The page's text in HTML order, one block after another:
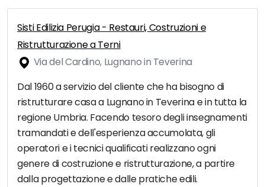
Sisti Edilizia Perugia - Restauri, Costruzioni e
Ristrutturazione a Terni
Via del Cardino, Lugnano in Teverina
Dal 1960 a servizio del cliente che ha bisogno di
ristrutturare casa a Lugnano in Teverina e in tutta la
regione Umbria. Facendo tesoro degli insegnamenti
tramandati e dell'esperienza accumolata, gli
operatori e i tecnici qualificati realizzano ogni
genere di costruzione e ristrutturazione, a partire
dalla progettazione e dalle pratiche edili.